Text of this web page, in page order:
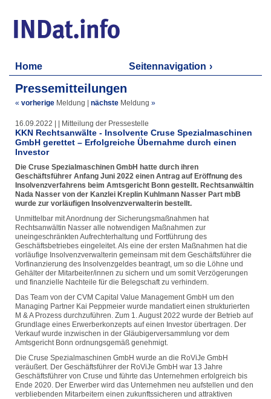
Home Seitennavigation
Pressemitteilungen
« vorherige Meldung nächste Meldung »
16.09.2022 | | Mitteilung der Pressestelle
KKN Rechtsanwälte - Insolvente Cruse Spezialmaschinen
GmbH gerettet – Erfolgreiche Übernahme durch einen
Investor
Die Cruse Spezialmaschinen GmbH hatte durch ihren
Geschäftsführer Anfang Juni 2022 einen Antrag auf Eröffnung des
Insolvenzverfahrens beim Amtsgericht Bonn gestellt. Rechtsanwältin
Nada Nasser von der Kanzlei Kreplin Kuhlmann Nasser Part mbB
wurde zur vorläufigen Insolvenzverwalterin bestellt.
Unmittelbar mit Anordnung der Sicherungsmaßnahmen hat
Rechtsanwältin Nasser alle notwendigen Maßnahmen zur
uneingeschränkten Aufrechterhaltung und Fortführung des
Geschäftsbetriebes eingeleitet. Als eine der ersten Maßnahmen hat die
vorläufige Insolvenzverwalterin gemeinsam mit dem Geschäftsführer die
Vorfinanzierung des Insolvenzgeldes beantragt, um so die Löhne und
Gehälter der Mitarbeiter/innen zu sichern und um somit Verzögerungen
und finanzielle Nachteile für die Belegschaft zu verhindern.
Das Team von der CVM Capital Value Management GmbH um den
Managing Partner Kai Peppmeier wurde mandatiert einen strukturierten
M & A Prozess durchzuführen. Zum 1. August 2022 wurde der Betrieb auf
Grundlage eines Erwerberkonzepts auf einen Investor übertragen. Der
Verkauf wurde inzwischen in der Gläubigerversammlung vor dem
Amtsgericht Bonn ordnungsgemäß genehmigt.
Die Cruse Spezialmaschinen GmbH wurde an die RoViJe GmbH
veräußert. Der Geschäftsführer der RoViJe GmbH war 13 Jahre
Geschäftsführer von Cruse und führte das Unternehmen erfolgreich bis
Ende 2020. Der Erwerber wird das Unternehmen neu aufstellen und den
verbliebenden Mitarbeitern einen zukunftssicheren und attraktiven